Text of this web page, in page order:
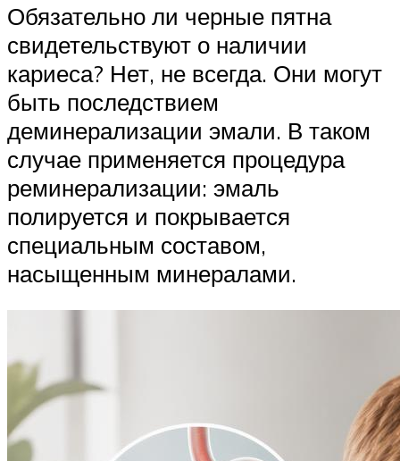
Обязательно ли черные пятна
свидетельствуют о наличии
кариеса? Нет, не всегда. Они могут
быть последствием
деминерализации эмали. В таком
случае применяется процедура
реминерализации: эмаль
полируется и покрывается
специальным составом,
насыщенным минералами.